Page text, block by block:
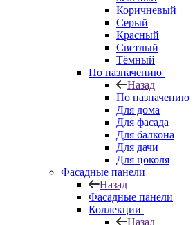
Коричневый
Серый
Красный
Светлый
Тёмный
По назначению
Назад
По назначению
Для дома
Для фасада
Для балкона
Для дачи
Для цоколя
Фасадные панели
Назад
Фасадные панели
Коллекции
Назад